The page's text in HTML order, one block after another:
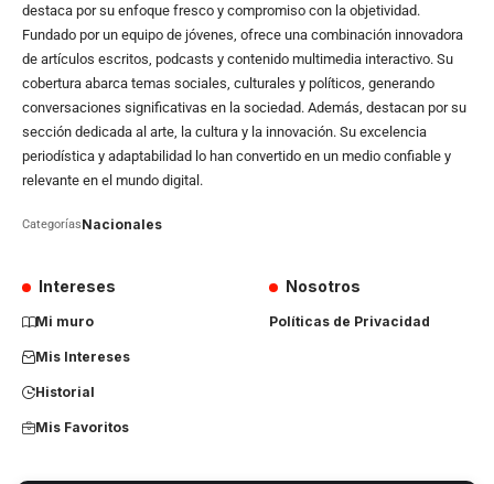
destaca por su enfoque fresco y compromiso con la objetividad.
Fundado por un equipo de jóvenes, ofrece una combinación innovadora
de artículos escritos, podcasts y contenido multimedia interactivo. Su
cobertura abarca temas sociales, culturales y políticos, generando
conversaciones significativas en la sociedad. Además, destacan por su
sección dedicada al arte, la cultura y la innovación. Su excelencia
periodística y adaptabilidad lo han convertido en un medio confiable y
relevante en el mundo digital.
CategoríasNacionales
Intereses
Mi muro
Mis Intereses
Historial
Mis Favoritos
Nosotros
Políticas de Privacidad